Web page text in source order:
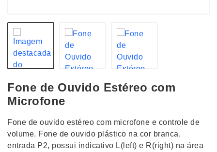
Fone de Ouvido Estéreo com
Microfone
Fone de ouvido estéreo com microfone e controle de
volume. Fone de ouvido plástico na cor branca,
entrada P2, possui indicativo L(left) e R(right) na área